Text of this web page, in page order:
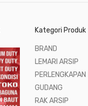
Kategori Produk
BRAND
LEMARI ARSIP
PERLENGKAPAN
GUDANG
RAK ARSIP